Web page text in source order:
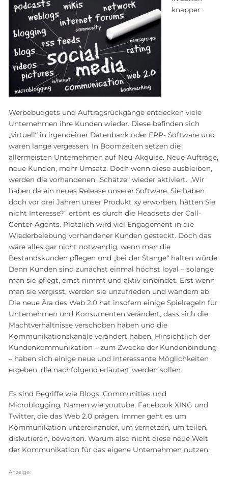
knapper
Werbebudgets und Auftragsrückgänge entdecken viele
Unternehmen ihre Kunden wieder. Diese befinden sich
„virtuell“ in irgendeiner Datenbank oder ERP- Software und
waren lange vergessen. In Boomzeiten setzen die
allermeisten Unternehmen auf Neu-Akquise. Neue Aufträge,
neue Kunden, mehr Umsatz. Doch wenn diese ausbleiben,
werden die vorhandenen „Schätze“ wieder aktiviert. „Wir
haben da ein neues Release unserer Software. Sie haben
doch vor drei Jahren unser Produkt xy erworben, hätten Sie
nicht Interesse?“ ertönt es durch die Headsets der Call-
Center-Agents. Plötzlich wird viel Engagement in die
Wiederbelebung vorhandener Kunden gesteckt. Doch das
wäre alles gar nicht notwendig, wenn man die
Bestandskunden pflegen und „bei der Stange“ halten würde.
Denn Kunden sind zunächst einmal höchst loyal – solange
man sie pflegt, ernst nimmt und aktiv einbindet. Erst wenn
man sie vergisst, werden sie unzufrieden und wandern ab.
Die neue Ära des Web 2.0 hat insofern einige Spielregeln für
Unternehmen und Konsumenten verändert, dass sich die
Machtverhältnisse verschoben haben und die
Kommunikationskanäle verändert haben. Hinsichtlich der
Kundenkommunikation – zum Zwecke der Kundenbindung
– haben sich einige neue und interessante Möglichkeiten
ergeben, die nachfolgend erläutert werden sollen.
Es sind Begriffe wie Blogs, Communities und
Microblogging, Namen wie youtube, Facebook XING und
Twitter, die das Web 2.0 prägen. Immer geht es um
Kommunikation untereinander, um vernetzen, um teilen,
diskutieren, bewerten. Warum also nicht diese neue Welt
der Kommunikation für das eigene Unternehmen nutzen.
Anzeige: